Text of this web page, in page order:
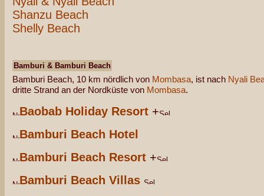
Shanzu Beach
Shelly Beach
Bamburi & Bamburi Beach
Bamburi Beach, 10 km nördlich von Mombasa, ist nach Nyali
dritte Strand an der Nordküste von Mombasa.
Baobab Holiday Resort +
Bamburi Beach Hotel
Bamburi Beach Resort +
Bamburi Beach Villas